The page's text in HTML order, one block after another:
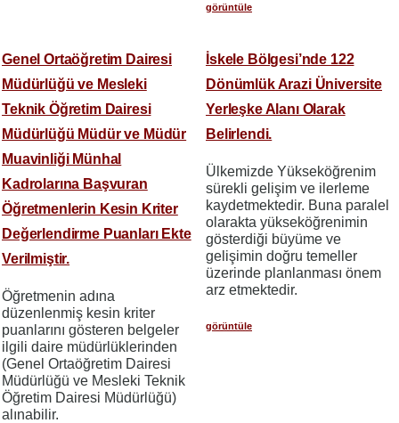
görüntüle
Genel Ortaöğretim Dairesi
Müdürlüğü ve Mesleki
Teknik Öğretim Dairesi
Müdürlüğü Müdür ve Müdür
Muavinliği Münhal
Kadrolarına Başvuran
Öğretmenlerin Kesin Kriter
Değerlendirme Puanları Ekte
Verilmiştir.
Öğretmenin adına
düzenlenmiş kesin kriter
puanlarını gösteren belgeler
ilgili daire müdürlüklerinden
(Genel Ortaöğretim Dairesi
Müdürlüğü ve Mesleki Teknik
Öğretim Dairesi Müdürlüğü)
alınabilir.
İskele Bölgesi’nde 122
Dönümlük Arazi Üniversite
Yerleşke Alanı Olarak
Belirlendi.
Ülkemizde Yükseköğrenim
sürekli gelişim ve ilerleme
kaydetmektedir. Buna paralel
olarakta yükseköğrenimin
gösterdiği büyüme ve
gelişimin doğru temeller
üzerinde planlanması önem
arz etmektedir.
görüntüle